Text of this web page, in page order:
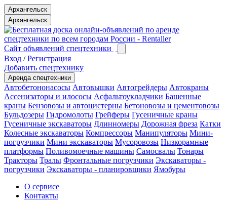
Архангельск
Архангельск
Сайт объявлений спецтехники
Вход /Регистрация
Добавить спецтехнику
Аренда спецтехники
Автобетононасосы Автовышки Автогрейдеры Автокраны
Ассенизаторы и илососы Асфальтоукладчики Башенные
краны Бензовозы и автоцистерны Бетоновозы и цементовозы
Бульдозеры Гидромолоты Грейферы Гусеничные краны
Гусеничные экскаваторы Длинномеры Дорожная фреза Катки
Колесные экскаваторы Компрессоры Манипуляторы Мини-
погрузчики Мини экскаваторы Мусоровозы Низкорамные
платформы Поливомоечные машины Самосвалы Тонары
Тракторы Тралы Фронтальные погрузчики Экскаваторы -
погрузчики Экскаваторы - планировщики Ямобуры
О сервисе
Контакты